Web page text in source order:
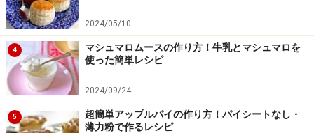
2024/05/10
4
マシュマロムースの作り方！牛乳とマシュマロを
使った簡単レシピ
2024/09/24
5
超簡単アップルパイの作り方！パイシートなし・
薄力粉で作るレシピ